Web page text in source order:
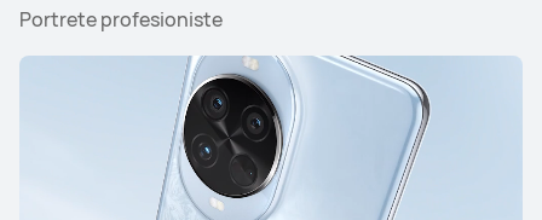
Portrete profesioniste